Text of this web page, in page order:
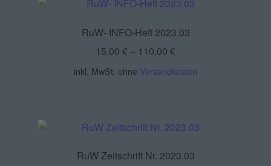
RuW- INFO-Heft 2023.03
15,00 €– 110,00 €
inkl. MwSt. ohne Versandkosten
RuW Zeitschrift Nr. 2023.03